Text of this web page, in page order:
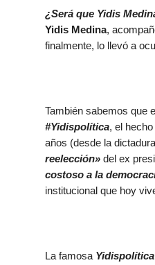
¿Será que Yidis
Yidis Medina,
finalmente, lo llevó a
También sabemos que
#Yidispolítica, el
años (desde la
reelección»del ex
costoso a la
institucional que hoy
La famosa Yidispolítica